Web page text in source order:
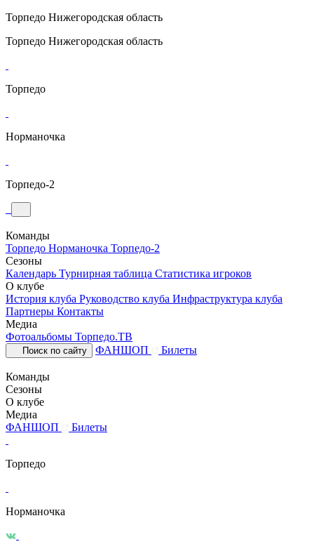
Торпедо Нижегородская область
Торпедо Нижегородская область
Торпедо
Норманочка
Торпедо-2
Команды
Торпедо Норманочка Торпедо-2
Сезоны
Календарь Турнирная таблица Статистика игроков
О клубе
История клуба Руководство клуба Инфраструктура клуба
Партнеры Контакты
Медиа
Фотоальбомы Торпедо.ТВ
Поиск по сайту ФАНШОП Билеты
Команды
Сезоны
О клубе
Медиа
ФАНШОП
Билеты
Торпедо
Норманочка